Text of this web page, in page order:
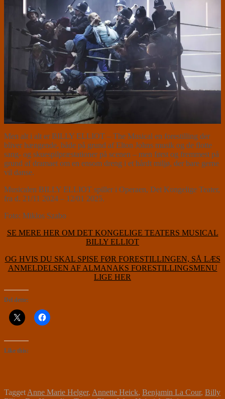
Men alt i alt er BILLY ELLIOT – The Musical en forestilling der
bliver hængende, både på grund af Elton Johns musik og de flotte
sang- og skuespilpræstationer på scenen – men først og fremmest på
grund af dramaet om en ensom dreng i et hårdt miljø, der bare gerne
vil danse.
Musicalen BILLY ELLIOT spiller i Operaen, Det Kongelige Teater,
fra d. 21/11 2024 – 12/01 2025.
Foto: Miklos Szabo
SE MERE HER OM DET KONGELIGE TEATERS MUSICAL
BILLY ELLIOT
OG HVIS DU SKAL SPISE FØR FORESTILLINGEN, SÅ LÆS
ANMELDELSEN AF ALMANAKS FORESTILLINGSMENU
LIGE HER
Del dette:
Like this:
TaggetAnne Marie Helger, Annette Heick, Benjamin La Cour, Billy